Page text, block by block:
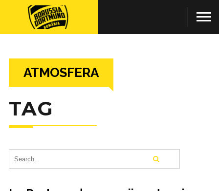
ATMOSFERA
TAG